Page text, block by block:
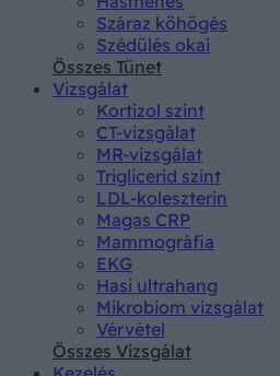
Száraz köhögés
Szédülés okai
Összes Tünet
Vizsgálat
Kortizol szint
CT-vizsgálat
MR-vizsgálat
Triglicerid szint
LDL-koleszterin
Magas CRP
Mammográfia
EKG
Hasi ultrahang
Mikrobiom vizsgálat
Vérvétel
Összes Vizsgálat